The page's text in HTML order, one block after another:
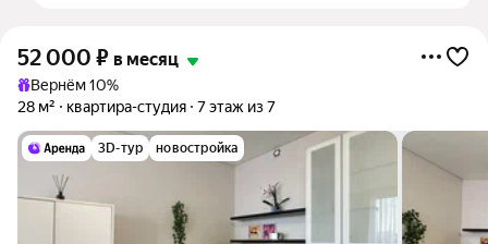
52 000 ₽ в месяц
Вернём 10%
28 м²
квартира-студия 7 этаж из 7
3D-тур новостройка